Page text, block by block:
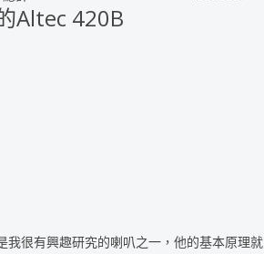
Altec 420B
我很有興趣研究的喇叭之一，他的基本原理就